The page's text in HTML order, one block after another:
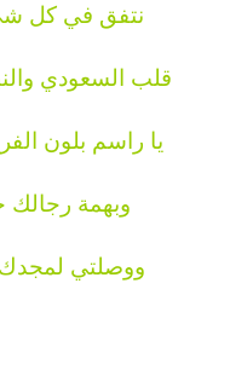
نتفق في كل
قلب السعودي
يا راسم بلون
وبهمة رجالك
ووصلتي